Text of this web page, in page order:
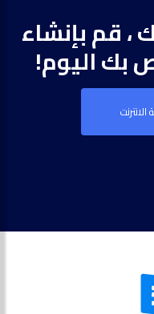
، قم بإنشاء
بك اليوم!